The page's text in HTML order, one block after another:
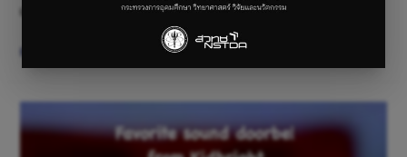
เครื่องให้อาหารสุนัข หลักการทำงานของเครื่องให้อาหารสุนั …
Read More »